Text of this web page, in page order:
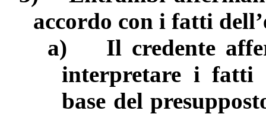
accordo con i fatti
a)
Il credente
interpretare i fatti
base del